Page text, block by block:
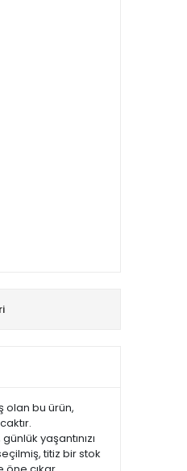
olan bu ürün,
yaşantınızı
titiz bir stok